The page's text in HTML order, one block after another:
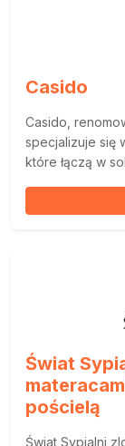
Casido
Casido,
specjalizuje się
które łączą w
Świat
pościelą
Świat Sypialni